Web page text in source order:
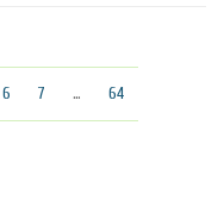
6 7 … 64